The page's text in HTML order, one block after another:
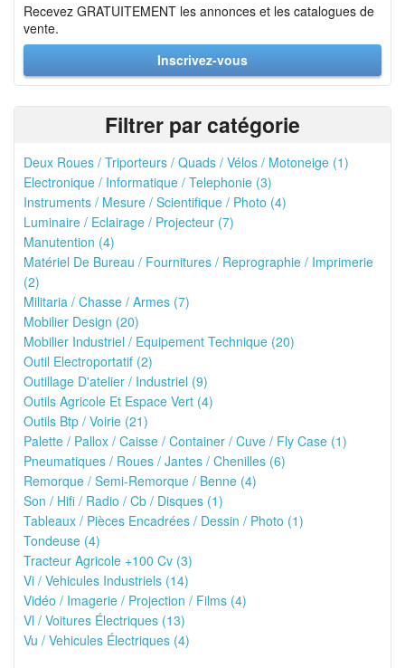
Recevez GRATUITEMENT les annonces et les catalogues de
vente.
Inscrivez-vous
Filtrer par catégorie
Deux Roues / Triporteurs / Quads / Vélos / Motoneige (1)
Electronique / Informatique / Telephonie (3)
Instruments / Mesure / Scientifique / Photo (4)
Luminaire / Eclairage / Projecteur (7)
Manutention (4)
Matériel De Bureau / Fournitures / Reprographie / Imprimerie
(2)
Militaria / Chasse / Armes (7)
Mobilier Design (20)
Mobilier Industriel / Equipement Technique (20)
Outil Electroportatif (2)
Outillage D'atelier / Industriel (9)
Outils Agricole Et Espace Vert (4)
Outils Btp / Voirie (21)
Palette / Pallox / Caisse / Container / Cuve / Fly Case (1)
Pneumatiques / Roues / Jantes / Chenilles (6)
Remorque / Semi-Remorque / Benne (4)
Son / Hifi / Radio / Cb / Disques (1)
Tableaux / Pièces Encadrées / Dessin / Photo (1)
Tondeuse (4)
Tracteur Agricole +100 Cv (3)
Vi / Vehicules Industriels (14)
Vidéo / Imagerie / Projection / Films (4)
Vl / Voitures Électriques (13)
Vu / Vehicules Électriques (4)